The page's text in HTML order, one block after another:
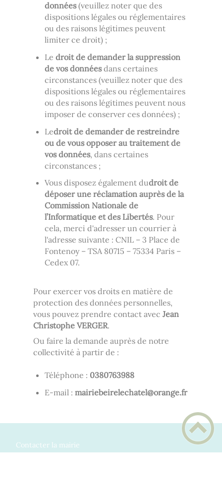
données(veuillez noter que des
dispositions légales ou réglementaires
ou des raisons légitimes peuvent
limiter ce droit) ;
Ledroit de demander la suppression
de vos donnéesdans certaines
circonstances (veuillez noter que des
dispositions légales ou réglementaires
ou des raisons légitimes peuvent nous
imposer de conserver ces données) ;
Ledroit de demander de restreindre
ou de vous opposer au traitement de
vos données, dans certaines
circonstances ;
Vous disposez également dudroit de
déposer une réclamation auprès de la
Commission Nationale de
l’Informatique et des Libertés. Pour
cela, merci d'adresser un courrier à
l'adresse suivante : CNIL – 3 Place de
Fontenoy – TSA 80715 – 75334 Paris –
Cedex 07.
Pour exercer vos droits en matière de
protection des données personnelles,
vous pouvez prendre contact avec Jean
Christophe VERGER.
Ou faire la demande auprès de notre
collectivité à partir de :
Téléphone : 8893670830
E-mail : rf.egnaro@letahceleriebeiriam
Contacter la mairie